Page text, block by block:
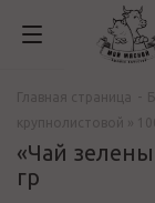
«Чай
гр